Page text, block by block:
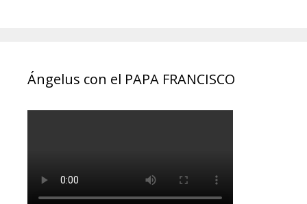
Ángelus con el PAPA FRANCISCO